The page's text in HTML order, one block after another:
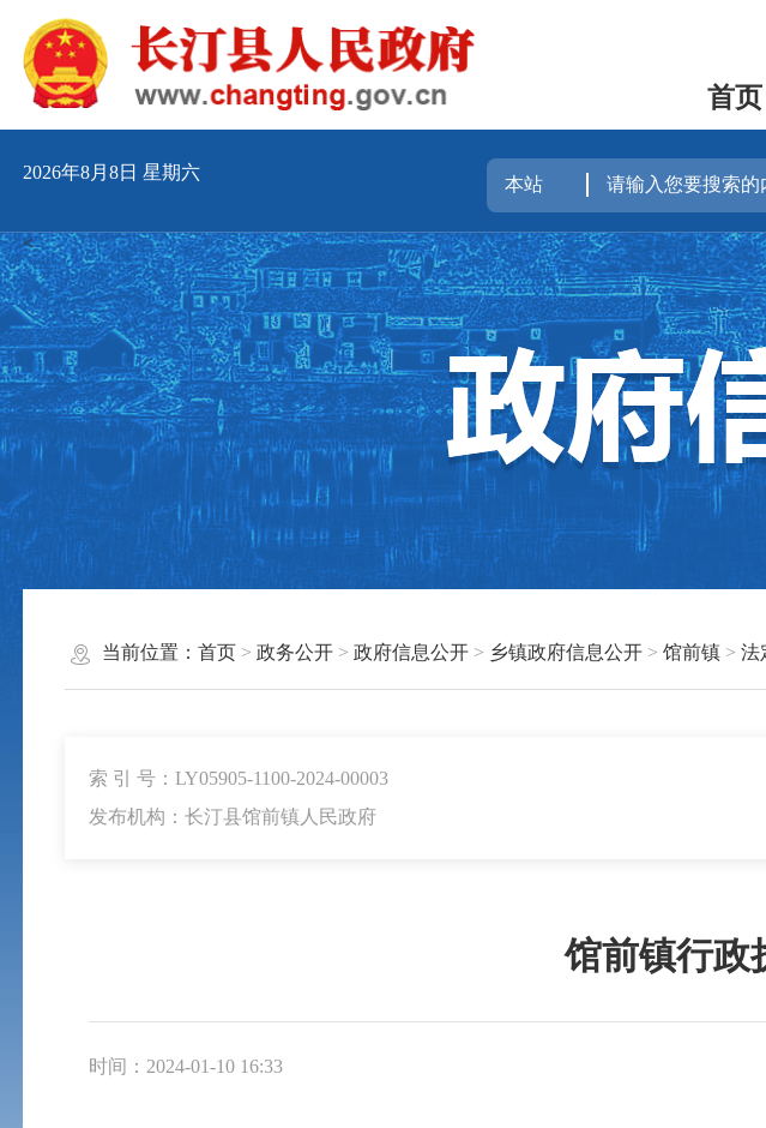
首页
2026年8月8日 星期六
<
当前位置： 首页> 政务公开> 政府信息公开> 乡镇政府信息公开> 馆前镇> 法
索 引 号：LY05905-1100-2024-00003
发布机构：长汀县馆前镇人民政府
馆前镇行政
时间：2024-01-10 16:33